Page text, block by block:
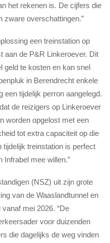
het rekenen is. De cijfers die
zware overschattingen.”
een treinstation op
aan de P&R Linkeroever. Dit
geld te kosten en kan snel
in Berendrecht enkele
een tijdelijk perron aangelegd.
de reizigers op Linkeroever
worden opgelost met een
tot extra capaciteit op die
treinstation is perfect
Infrabel mee willen.”
(NSZ) uit zijn grote
van de Waaslandtunnel en
mei 2026. “De
voor duizenden
die dagelijks de weg vinden